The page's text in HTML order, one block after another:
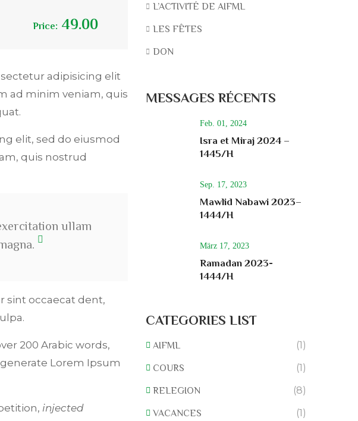
Price: 49.00
adipisicing elit
ad minim veniam, quis
elit, sed do eiusmod
quis nostrud
ullam
sint occaecat dent,
200 Arabic words,
Lorem Ipsum
injected
L’ACTIVITÉ DE AIFML
LES FÊTES
DON
MESSAGES RÉCENTS
Feb. 01, 2024
Isra et Miraj 2024 –
1445/H
Sep. 17, 2023
Mawlid Nabawi 2023–
1444/H
März 17, 2023
Ramadan 2023-
1444/H
CATEGORIES LIST
AIFML (1)
COURS (1)
RELEGION (8)
VACANCES (1)